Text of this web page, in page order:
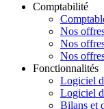
Comptabilité
Nos
Nos
Nos
Fonctionnalités
Logiciel
Logiciel
Bilans et